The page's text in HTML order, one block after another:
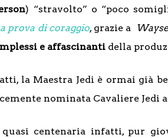
) “stravolto” o “poco
prova di coraggio, grazie a
e affascinanti della
la Maestra Jedi è ormai già
nominata Cavaliere Jedi
quasi centenaria infatti, pur